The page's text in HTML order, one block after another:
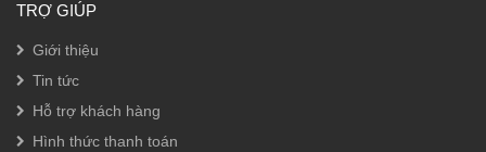
TRỢ GIÚP
Giới thiệu
Tin tức
Hỗ trợ khách hàng
Hình thức thanh toán